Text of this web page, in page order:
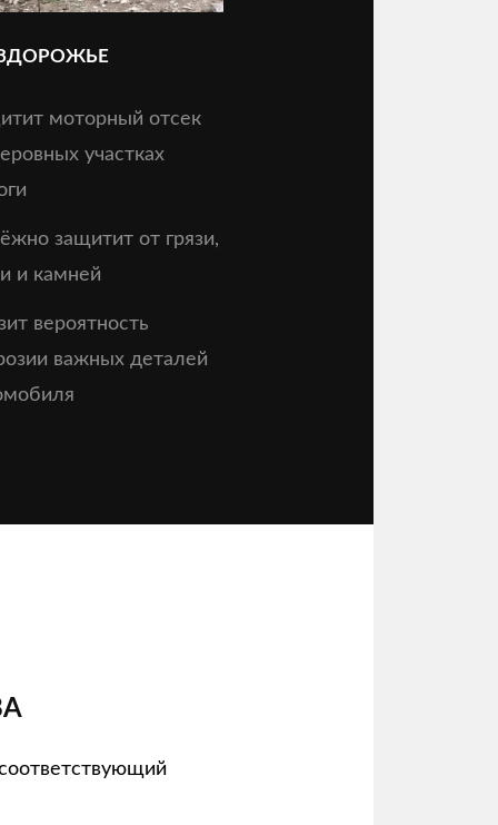
моторный отсек
участках
защитит от грязи,
и камней
вероятность
важных деталей